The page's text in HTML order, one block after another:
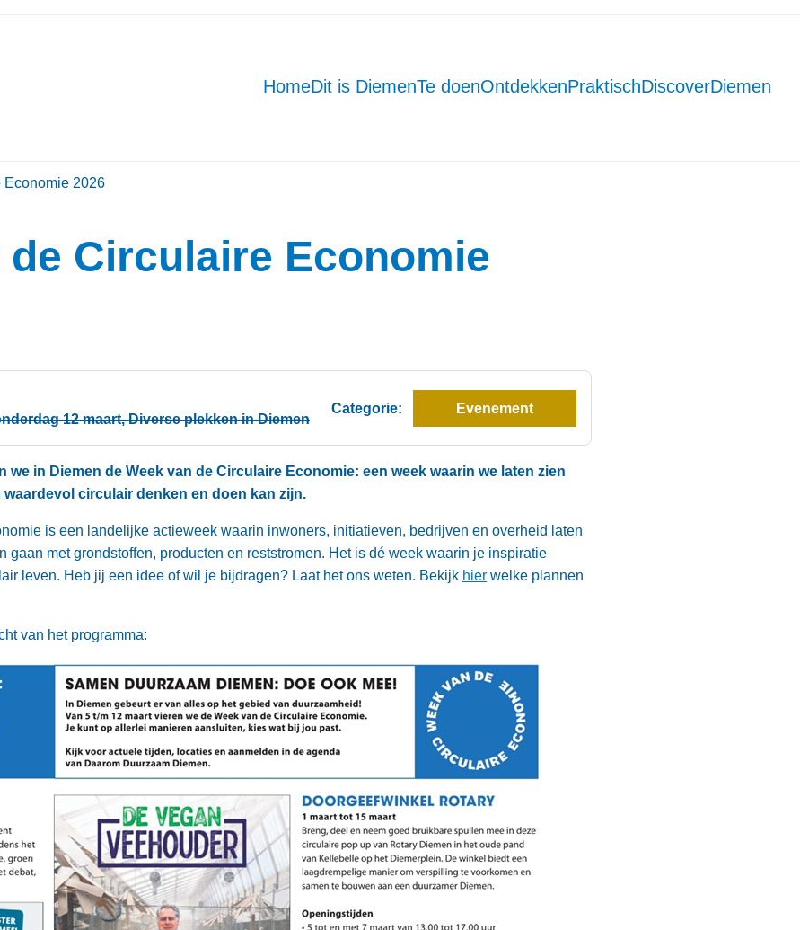
HomeDit is DiemenTe doenOntdekkenPraktischDiscoverDiemen
Economie 2026
de Circulaire Economie
12 maart, Diverse plekken in Diemen
Categorie: Evenement
we in Diemen de Week van de Circulaire Economie: een week waarin we laten zien
circulair denken en doen kan zijn.
is een landelijke actieweek waarin inwoners, initiatieven, bedrijven en overheid laten
gaan met grondstoffen, producten en reststromen. Het is dé week waarin je inspiratie
leven. Heb jij een idee of wil je bijdragen? Laat het ons weten. Bekijk hier welke plannen
van het programma: